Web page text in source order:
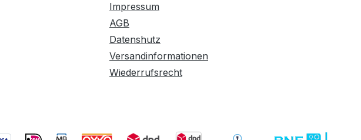
Impressum
AGB
Datenshutz
Versandinformationen
Wiederrufsrecht